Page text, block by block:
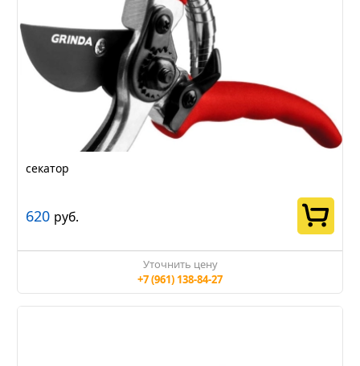
секатор
620 руб.
Уточнить цену
+7 (961) 138-84-27